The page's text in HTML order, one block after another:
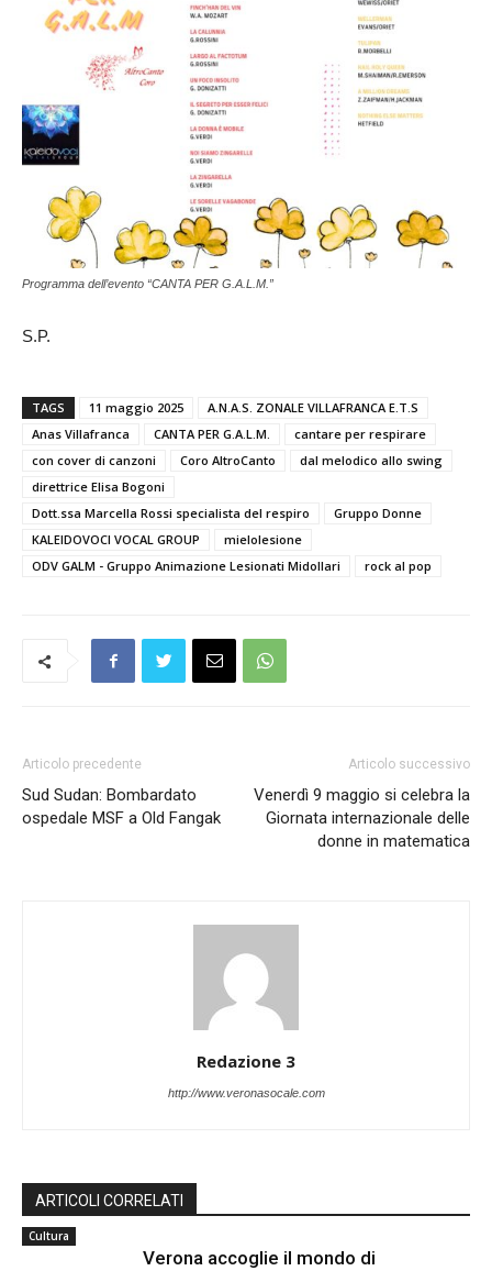
Programma dell’evento “CANTA PER G.A.L.M.”
S.P.
TAGS 11 maggio 2025
A.N.A.S. ZONALE VILLAFRANCA E.T.S
Anas Villafranca
CANTA PER G.A.L.M.
cantare per respirare
con cover di canzoni
Coro AltroCanto
dal melodico allo swing
direttrice Elisa Bogoni
Dott.ssa Marcella Rossi specialista del respiro
Gruppo Donne
KALEIDOVOCI VOCAL GROUP
mielolesione
ODV GALM - Gruppo Animazione Lesionati Midollari
rock al pop
Articolo precedente
Sud Sudan: Bombardato
ospedale MSF a Old Fangak
Articolo successivo
Venerdì 9 maggio si celebra la
Giornata internazionale delle
donne in matematica
Redazione 3
http://www.veronasocale.com
ARTICOLI CORRELATI
Cultura
Verona accoglie il mondo di